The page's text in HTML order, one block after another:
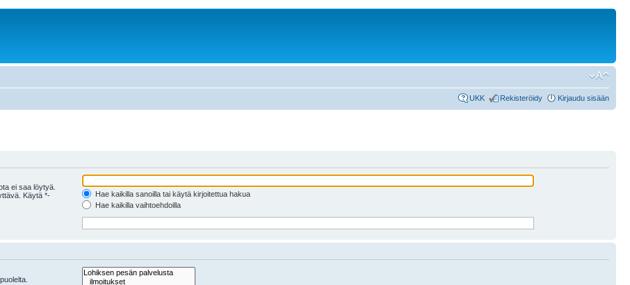
UKK Rekisteröidy Kirjaudu sisään
ei saa löytyä.
Käytä *-
Hae kaikilla sanoilla tai käytä kirjoitettua hakua
Hae kaikilla vaihtoehdoilla